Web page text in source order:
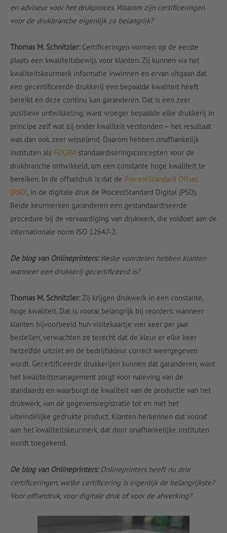
en adviseur voor het drukproces. Waarom zijn certificeringen
voor de drukbranche eigenlijk zo belangrijk?
Thomas M. Schnitzler:Certificeringen vormen op de eerste
plaats een kwaliteitsbewijs voor klanten. Zij kunnen via het
kwaliteitskeurmerk informatie inwinnen en ervan uitgaan dat
een gecertificeerde drukkerij een bepaalde kwaliteit heeft
bereikt en deze continu kan garanderen. Dat is een zeer
positieve ontwikkeling, want vroeger bepaalde elke drukkerij in
principe zelf wat zij onder kwaliteit verstonden – het resultaat
was dan ook zeer wisselend. Daarom hebben onafhankelijk
instituten als FOGRAstandaardiseringsconcepten voor de
drukbranche ontwikkeld, om een constante hoge kwaliteit te
bereiken. In de offsetdruk is dat de ProcessStandard Offset
(PSO), in de digitale druk de ProcessStandard Digital (PSD).
Beide keurmerken garanderen een gestandaardiseerde
procedure bij de vervaardiging van drukwerk, die voldoet aan de
internationale norm ISO 12647-2.
De blog van Onlineprinters:Welke voordelen hebben klanten
wanneer een drukkerij gecertificeerd is?
Thomas M. Schnitzler:Zij krijgen drukwerk in een constante,
hoge kwaliteit. Dat is vooral belangrijk bij reorders: wanneer
klanten bijvoorbeeld hun visitekaartje vier keer per jaar
bestellen, verwachten ze terecht dat de kleur er elke keer
hetzelfde uitziet en de bedrijfskleur correct weergegeven
wordt. Gecertificeerde drukkerijen kunnen dat garanderen, want
het kwaliteitsmanagement zorgt voor naleving van de
standaards en waarborgt de kwaliteit van de productie van het
drukwerk, van de gegevensregistratie tot en met het
uiteindelijke gedrukte product. Klanten herkennen dat vooraf
aan het kwaliteitskeurmerk, dat door onafhankelijke instituten
wordt toegekend.
De blog van Onlineprinters:Onlineprinters heeft nu drie
certificeringen, welke certificering is eigenlijk de belangrijkste?
Voor offsetdruk, voor digitale druk of voor de afwerking?